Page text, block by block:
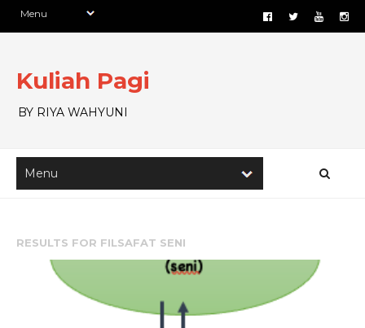
Kuliah Pagi
BY RIYA WAHYUNI
RESULTS FOR FILSAFAT SENI